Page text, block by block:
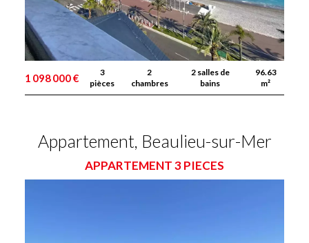
1 098 000 €
3
pièces
2
chambres
2 salles de
bains
96.63
m²
Appartement, Beaulieu-sur-Mer
APPARTEMENT 3 PIECES